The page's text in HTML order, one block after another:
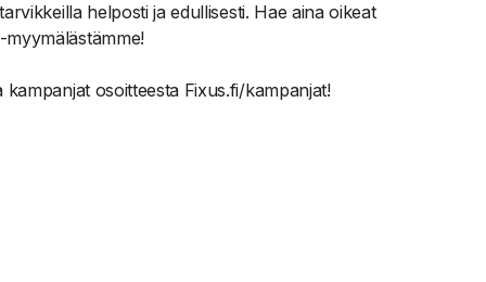
helposti ja edullisesti. Hae aina oikeat
osoitteesta Fixus.fi/kampanjat!